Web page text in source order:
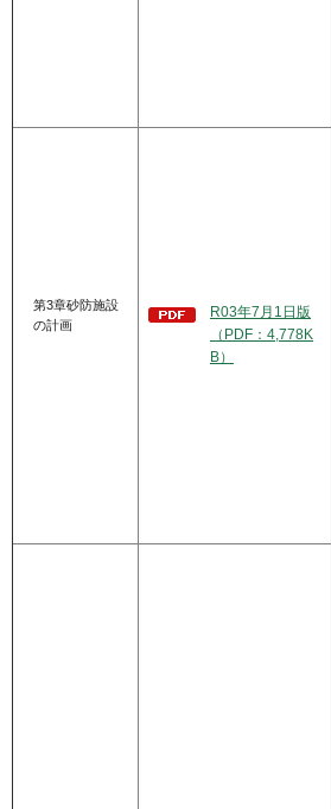
第3章砂防施設
の計画
R03年7月1日版
（PDF：4,778K
B）